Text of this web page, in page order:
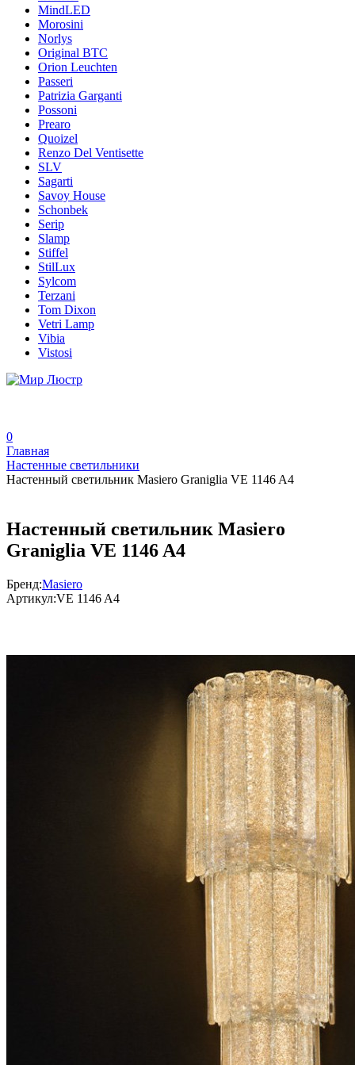
MindLED
Morosini
Norlys
Original BTC
Orion Leuchten
Passeri
Patrizia Garganti
Possoni
Prearo
Quoizel
Renzo Del Ventisette
SLV
Sagarti
Savoy House
Schonbek
Serip
Slamp
Stiffel
StilLux
Sylcom
Terzani
Tom Dixon
Vetri Lamp
Vibia
Vistosi
0
Главная
Настенные светильники
Настенный светильник Masiero Graniglia VE 1146 A4
Настенный светильник Masiero
Graniglia VE 1146 A4
Бренд:Masiero
Артикул:VE 1146 A4